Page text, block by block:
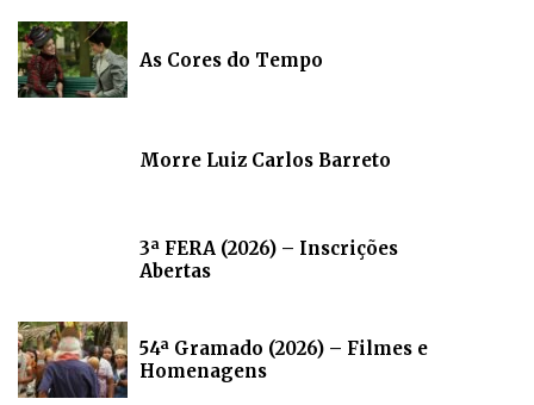
As Cores do Tempo
Morre Luiz Carlos Barreto
3ª FERA (2026) – Inscrições
Abertas
54ª Gramado (2026) – Filmes e
Homenagens